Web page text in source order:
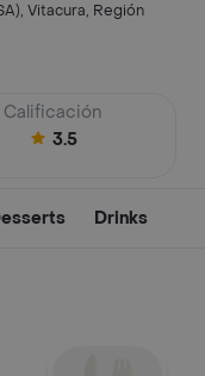
Vitacura, Región
Calificación
3.5
Drinks